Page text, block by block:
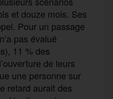
et douze mois. Ses
Pour un passage
pas évalué
11 % des
de leurs
une personne sur
retard aurait des